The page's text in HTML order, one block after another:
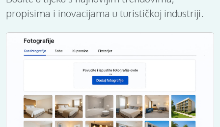
propisima i inovacijama u turističkoj industriji.